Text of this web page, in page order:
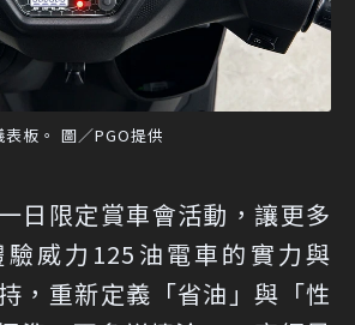
板。 圖／PGO提供
日限定賞車會活動，讓更多
威力125油電車的實力與
，重新定義「省油」與「性